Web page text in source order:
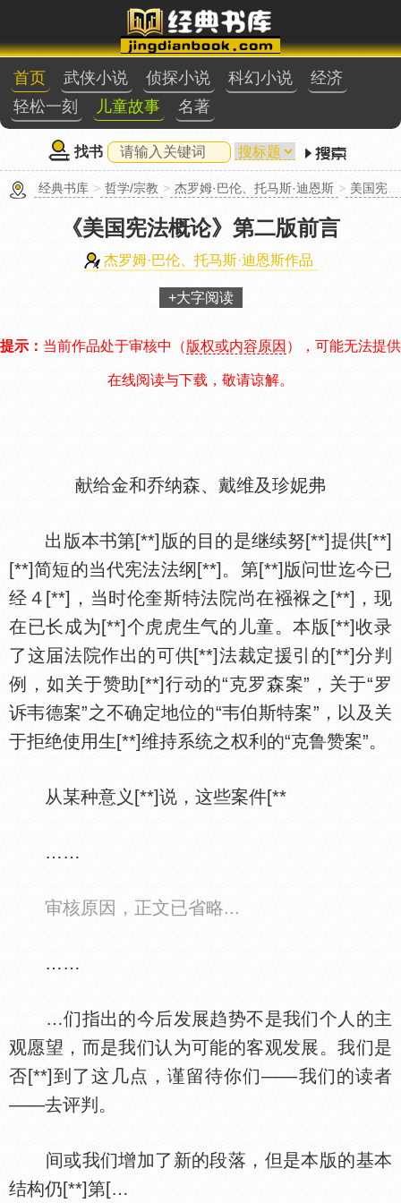
首页 武侠小说 侦探小说 科幻小说
经济
轻松一刻
儿童故事 名著
找书
经典书库 > 哲学/宗教 > 杰罗姆·巴伦、托马斯·迪恩斯 > 美国宪法概论
《美国宪法概论》 第二版前言
杰罗姆·巴伦、托马斯·迪恩斯作品
+大字阅读
提示： 当前作品处于审核中（版权或内容原因 ），可能无法提供
在线阅读与下载，敬请谅解。
献给金和乔纳森、戴维及珍妮弗
出版本书第[**]版的目的是继续努[**]提供[**]
[**]简短的当代宪法法纲[**]。第[**]版问世迄今已
经４[**]，当时伦奎斯特法院尚在襁褓之[**]，现
在已长成为[**]个虎虎生气的儿童。本版[**]收录
了这届法院作出的可供[**]法裁定援引的[**]分判
例，如关于赞助[**]行动的“克罗森案”，关于“罗
诉韦德案”之不确定地位的“韦伯斯特案”，以及关
于拒绝使用生[**]维持系统之权利的“克鲁赞案”。
从某种意义[**]说，这些案件[**
……
审核原因，正文已省略...
……
…们指出的今后发展趋势不是我们个人的主
观愿望，而是我们认为可能的客观发展。我们是
否[**]到了这几点，谨留待你们——我们的读者
——去评判。
间或我们增加了新的段落，但是本版的基本
结构仍[**]第[…